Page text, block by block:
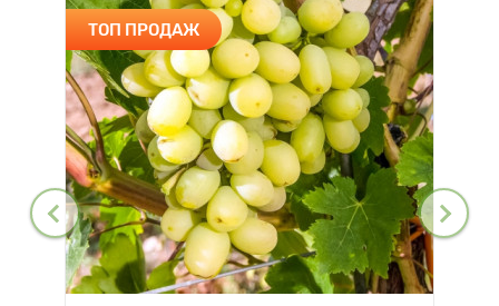
ТОП ПРОДАЖ